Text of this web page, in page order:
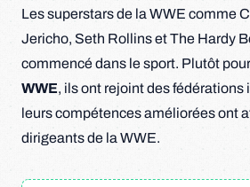
Les superstars de la WWE comme
Jericho, Seth Rollins et The Hardy
commencé dans le sport. Plutôt
WWE, ils ont rejoint des fédérations
leurs compétences améliorées ont
dirigeants de la WWE.